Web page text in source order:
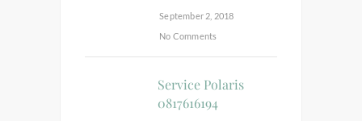
September 2, 2018
No Comments
Service Polaris
0817616194